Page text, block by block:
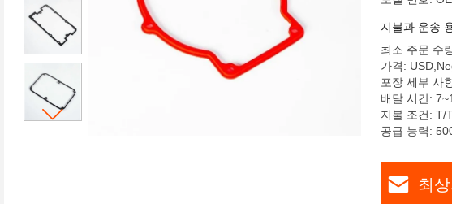
지불과 운송
최소 주문 수
가격:
포장 세부 사
배달 시간:
지불 조건: T/
공급 능력:
최